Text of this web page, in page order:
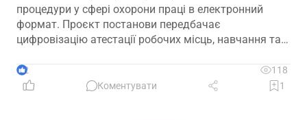
процедури у сфері охорони праці в електронний
формат. Проєкт постанови передбачає
цифровізацію атестації робочих місць, навчання та
нещасних випадків і низки інших процесів
2
118
Коментувати
1